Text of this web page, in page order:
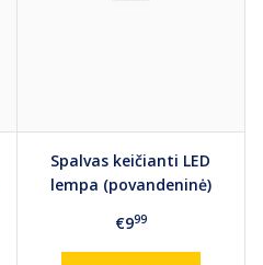
Spalvas keičianti LED
lempa (povandeninė)
€999